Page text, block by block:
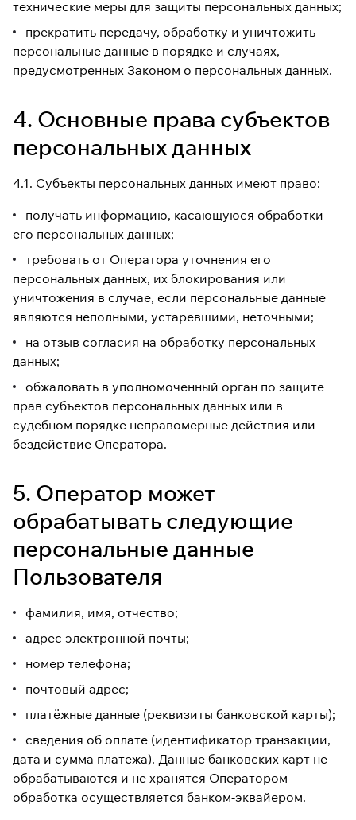
технические меры для защиты персональных данных;
прекратить передачу, обработку и уничтожить
персональные данные в порядке и случаях,
предусмотренных Законом о персональных данных.
4. Основные права субъектов
персональных данных
4.1. Субъекты персональных данных имеют право:
получать информацию, касающуюся обработки
его персональных данных;
требовать от Оператора уточнения его
персональных данных, их блокирования или
уничтожения в случае, если персональные данные
являются неполными, устаревшими, неточными;
на отзыв согласия на обработку персональных
данных;
обжаловать в уполномоченный орган по защите
прав субъектов персональных данных или в
судебном порядке неправомерные действия или
бездействие Оператора.
5. Оператор может
обрабатывать следующие
персональные данные
Пользователя
фамилия, имя, отчество;
адрес электронной почты;
номер телефона;
почтовый адрес;
платёжные данные (реквизиты банковской карты);
сведения об оплате (идентификатор транзакции,
дата и сумма платежа). Данные банковских карт не
обрабатываются и не хранятся Оператором -
обработка осуществляется банком-эквайером.